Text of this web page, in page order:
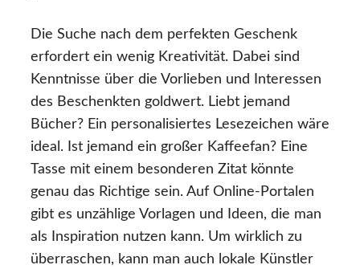
Die Suche nach dem perfekten Geschenk
erfordert ein wenig Kreativität. Dabei sind
Kenntnisse über die Vorlieben und Interessen
des Beschenkten goldwert. Liebt jemand
Bücher? Ein personalisiertes Lesezeichen wäre
ideal. Ist jemand ein großer Kaffeefan? Eine
Tasse mit einem besonderen Zitat könnte
genau das Richtige sein. Auf Online-Portalen
gibt es unzählige Vorlagen und Ideen, die man
als Inspiration nutzen kann. Um wirklich zu
überraschen, kann man auch lokale Künstler